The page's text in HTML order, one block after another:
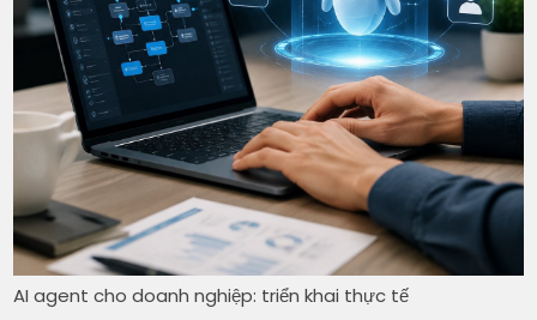
AI agent cho doanh nghiệp: triển khai thực tế